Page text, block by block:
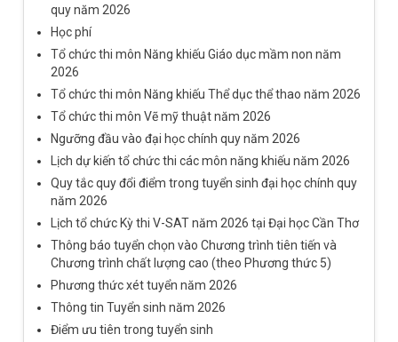
quy năm 2026
Học phí
Tổ chức thi môn Năng khiếu Giáo dục mầm non năm
2026
Tổ chức thi môn Năng khiếu Thể dục thể thao năm 2026
Tổ chức thi môn Vẽ mỹ thuật năm 2026
Ngưỡng đầu vào đại học chính quy năm 2026
Lịch dự kiến tổ chức thi các môn năng khiếu năm 2026
Quy tắc quy đổi điểm trong tuyển sinh đại học chính quy
năm 2026
Lịch tổ chức Kỳ thi V-SAT năm 2026 tại Đại học Cần Thơ
Thông báo tuyển chọn vào Chương trình tiên tiến và
Chương trình chất lượng cao (theo Phương thức 5)
Phương thức xét tuyển năm 2026
Thông tin Tuyển sinh năm 2026
Điểm ưu tiên trong tuyển sinh